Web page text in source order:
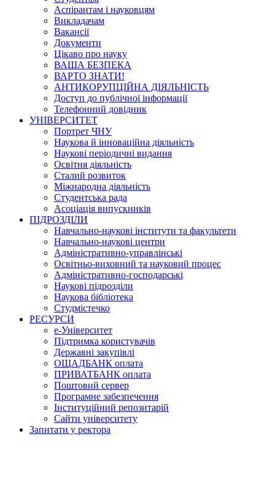
Аспірантам і науковцям
Викладачам
Вакансії
Документи
Цікаво про науку
ВАША БЕЗПЕКА
ВАРТО ЗНАТИ!
АНТИКОРУПЦІЙНА ДІЯЛЬНІСТЬ
Доступ до публічної інформації
Телефонний довідник
УНІВЕРСИТЕТ
Портрет ЧНУ
Наукова й інноваційна діяльність
Наукові періодичні видання
Освітня діяльність
Сталий розвиток
Міжнародна діяльність
Студентська рада
Асоціація випускників
ПІДРОЗДІЛИ
Навчально-наукові інститути та факультети
Навчально-наукові центри
Адміністративно-управлінські
Освітньо-виховний та науковий процес
Адміністративно-господарські
Наукові підрозділи
Наукова бібліотека
Студмістечко
РЕСУРСИ
е-Університет
Підтримка користувачів
Державні закупівлі
ОЩАДБАНК оплата
ПРИВАТБАНК оплата
Поштовий сервер
Програмне забезпечення
Інституційний репозитарій
Сайти університету
Запитати у ректора